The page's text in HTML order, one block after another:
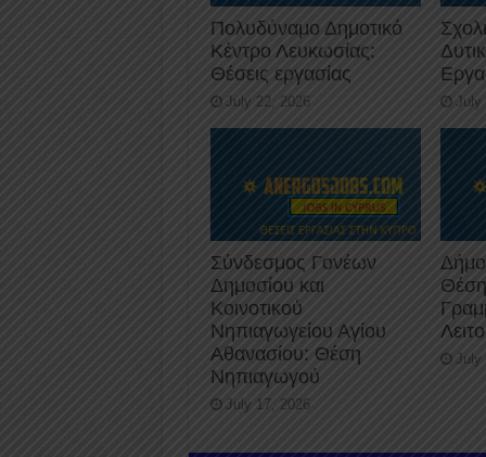
Πολυδύναμο Δημοτικό
Κέντρο Λευκωσίας:
Θέσεις εργασίας
July 22, 2026 July
Σύνδεσμος Γονέων
Δημοσίου και
Κοινοτικού
Νηπιαγωγείου Αγίου
Αθανασίου: Θέση
Νηπιαγωγού
July 17, 2026
July